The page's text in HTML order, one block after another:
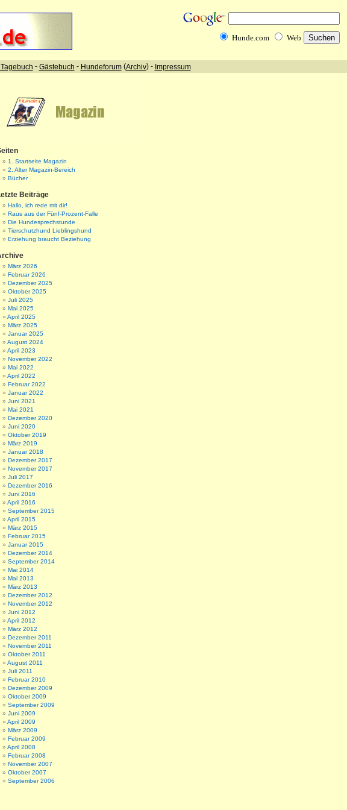
1. Startseite Magazin
2. Alter Magazin-Bereich
Bücher
Beiträge
Hallo, ich rede mit dir!
Raus aus der Fünf-Prozent-Falle
Die Hundesprechstunde
Tierschutzhund Lieblingshund
Erziehung braucht Beziehung
März 2026
Februar 2026
Dezember 2025
Oktober 2025
Juli 2025
Mai 2025
April 2025
März 2025
Januar 2025
August 2024
April 2023
November 2022
Mai 2022
April 2022
Februar 2022
Januar 2022
Juni 2021
Mai 2021
Dezember 2020
Juni 2020
Oktober 2019
März 2019
Januar 2018
Dezember 2017
November 2017
Juli 2017
Dezember 2016
Juni 2016
April 2016
September 2015
April 2015
März 2015
Februar 2015
Januar 2015
Dezember 2014
September 2014
Mai 2014
Mai 2013
März 2013
Dezember 2012
November 2012
Juni 2012
April 2012
März 2012
Dezember 2011
November 2011
Oktober 2011
August 2011
Juli 2011
Februar 2010
Dezember 2009
Oktober 2009
September 2009
Juni 2009
April 2009
März 2009
Februar 2009
April 2008
Februar 2008
November 2007
Oktober 2007
September 2006